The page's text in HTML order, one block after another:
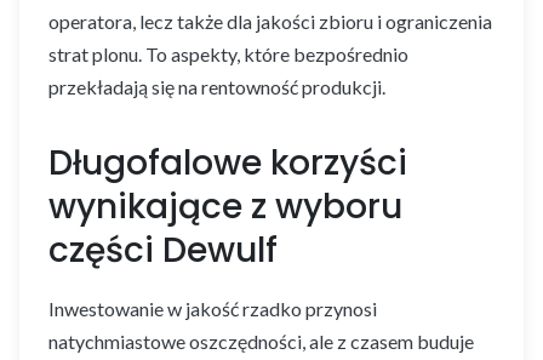
operatora, lecz także dla jakości zbioru i ograniczenia
strat plonu. To aspekty, które bezpośrednio
przekładają się na rentowność produkcji.
Długofalowe korzyści
wynikające z wyboru
części Dewulf
Inwestowanie w jakość rzadko przynosi
natychmiastowe oszczędności, ale z czasem buduje